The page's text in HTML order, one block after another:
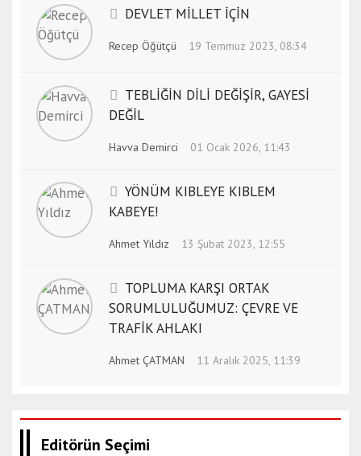
DEVLET MİLLET İÇİN
Recep Öğütçü 19 Temmuz 2023, 08:34
TEBLİĞİN DİLİ DEĞİŞİR, GAYESİ
DEĞİL
Havva Demirci 01 Ocak 2026, 11:43
YÖNÜM KIBLEYE KIBLEM
KABEYE!
Ahmet Yıldız 13 Şubat 2023, 12:55
TOPLUMA KARŞI ORTAK
SORUMLULUĞUMUZ: ÇEVRE VE
TRAFİK AHLAKI
Ahmet ÇATMAN 11 Aralık 2025, 11:39
Editörün Seçimi